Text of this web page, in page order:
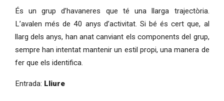
És un grup d’havaneres que té una llarga trajectòria.
L’avalen més de 40 anys d’activitat. Si bé és cert que, al
llarg dels anys, han anat canviant els components del grup,
sempre han intentat mantenir un estil propi, una manera de
fer que els identifica.
Entrada: Lliure